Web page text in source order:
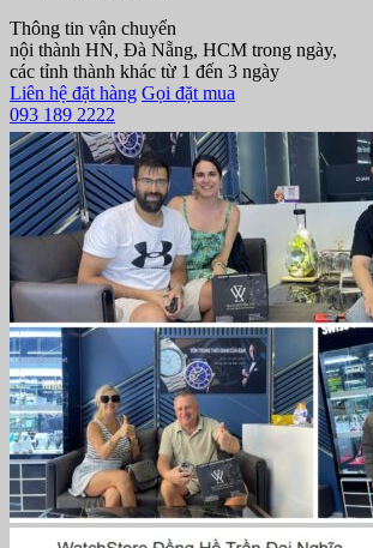
Thông tin vận chuyển
nội thành HN, Đà Nẵng, HCM trong ngày,
các tỉnh thành khác từ 1 đến 3 ngày
Liên hệ đặt hàng Gọi đặt mua
093 189 2222